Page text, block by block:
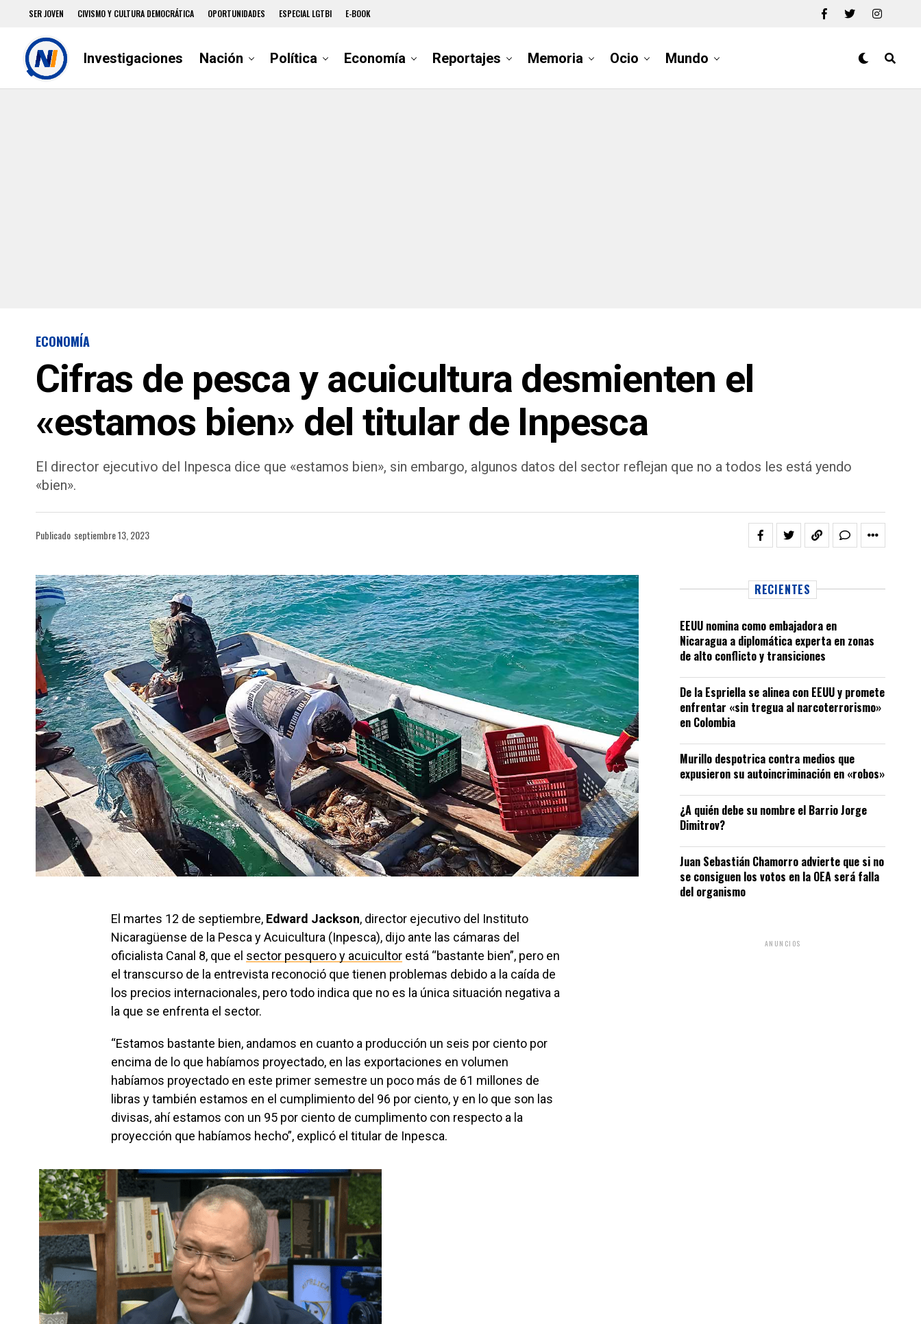
SER JOVEN CIVISMO Y CULTURA DEMOCRÁTICA OPORTUNIDADES ESPECIAL LGTBI E-BOOK
Investigaciones Nación Política Economía Reportajes Memoria Ocio Mundo
ECONOMÍA
Cifras de pesca y acuicultura desmienten el
«estamos bien» del titular de Inpesca
El director ejecutivo del Inpesca dice que «estamos bien», sin embargo, algunos datos del sector reflejan que no a todos les está yendo
«bien».
Publicado septiembre 13, 2023
El martes 12 de septiembre, Edward Jackson, director ejecutivo del Instituto
Nicaragüense de la Pesca y Acuicultura (Inpesca), dijo ante las cámaras del
oficialista Canal 8, que el sector pesquero y acuicultor está “bastante bien”, pero en
el transcurso de la entrevista reconoció que tienen problemas debido a la caída de
los precios internacionales, pero todo indica que no es la única situación negativa a
la que se enfrenta el sector.
“Estamos bastante bien, andamos en cuanto a producción un seis por ciento por
encima de lo que habíamos proyectado, en las exportaciones en volumen
habíamos proyectado en este primer semestre un poco más de 61 millones de
libras y también estamos en el cumplimiento del 96 por ciento, y en lo que son las
divisas, ahí estamos con un 95 por ciento de cumplimento con respecto a la
proyección que habíamos hecho”, explicó el titular de Inpesca.
RECIENTES
EEUU nomina como embajadora en
Nicaragua a diplomática experta en zonas
de alto conflicto y transiciones
De la Espriella se alinea con EEUU y promete
enfrentar «sin tregua al narcoterrorismo»
en Colombia
Murillo despotrica contra medios que
expusieron su autoincriminación en «robos»
¿A quién debe su nombre el Barrio Jorge
Dimitrov?
Juan Sebastián Chamorro advierte que si no
se consiguen los votos en la OEA será falla
del organismo
ANUNCIOS